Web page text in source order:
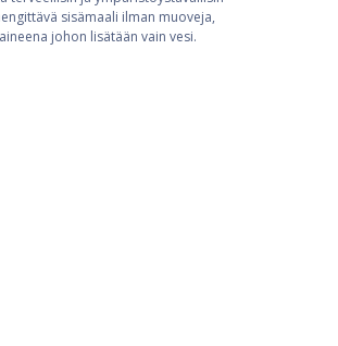
sisämaali ilman muoveja,
johon lisätään vain vesi.